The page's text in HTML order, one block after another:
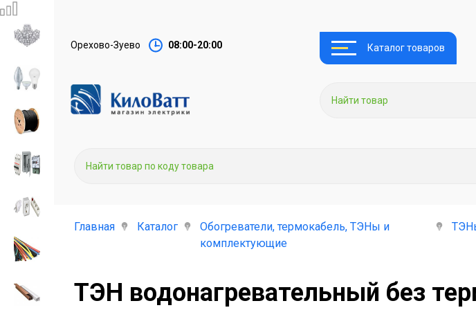
Орехово-Зуево 08:00-20:00 Каталог товаров
Главная Каталог
Обогреватели, термокабель, ТЭНы и
комплектующие
ТЭН водонагревательный без